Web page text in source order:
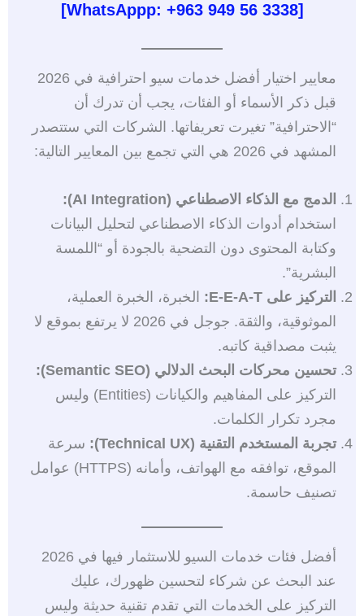
[WhatsAppp: +963 949 56 3338]
معايير اختيار أفضل خدمات سيو احترافية في 2026
قبل ذكر الأسماء أو الفئات، يجب أن تدرك أن
“الاحترافية” تغيرت تعريفاتها. الشركات التي ستتصدر
المشهد في 2026 هي التي تجمع بين المعايير التالية:
الدمج مع الذكاء الاصطناعي (AI Integration):
استخدام أدوات الذكاء الاصطناعي لتحليل البيانات
وكتابة المحتوى دون التضحية بالجودة أو “اللمسة
البشرية”.
التركيز على E-E-A-T:
الخبرة، الخبرة العملية،
الموثوقية، والثقة. جوجل في 2026 لا يرتفع بموقع لا
يثبت مصداقية كاتبه.
تحسين محركات البحث الدلالي (Semantic SEO):
التركيز على المفاهيم والكيانات (Entities) وليس
مجرد تكرار الكلمات.
تجربة المستخدم التقنية (Technical UX):
سرعة
الموقع، توافقه مع الهواتف، وأمانه (HTTPS) عوامل
تصنيف حاسمة.
أفضل فئات خدمات السيو للاستثمار فيها في 2026
عند البحث عن شركاء لتحسين ظهورك، عليك
التركيز على الخدمات التي تقدم تقنية حديثة وليس